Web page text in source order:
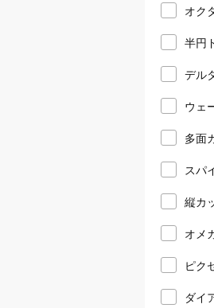
オク
半円
デル
ウェ
多面
スパ
縦カ
オメ
ピク
ダイ